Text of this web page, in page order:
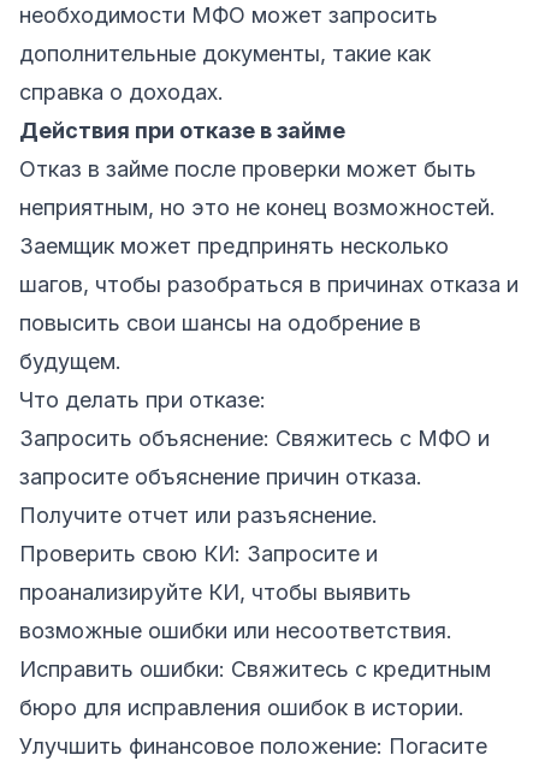
необходимости МФО может запросить
дополнительные документы, такие как
справка о доходах.
Действия при отказе в займе
Отказ в займе после проверки может быть
неприятным, но это не конец возможностей.
Заемщик может предпринять несколько
шагов, чтобы разобраться в причинах отказа и
повысить свои шансы на одобрение в
будущем.
Что делать при отказе:
Запросить объяснение: Свяжитесь с МФО и
запросите объяснение причин отказа.
Получите отчет или разъяснение.
Проверить свою КИ: Запросите и
проанализируйте КИ, чтобы выявить
возможные ошибки или несоответствия.
Исправить ошибки: Свяжитесь с кредитным
бюро для исправления ошибок в истории.
Улучшить финансовое положение: Погасите